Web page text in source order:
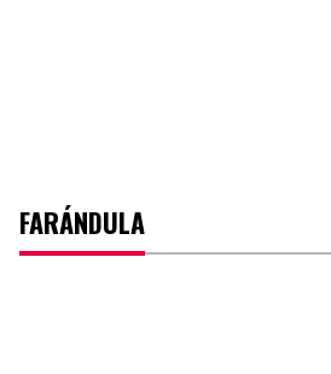
FARÁNDULA